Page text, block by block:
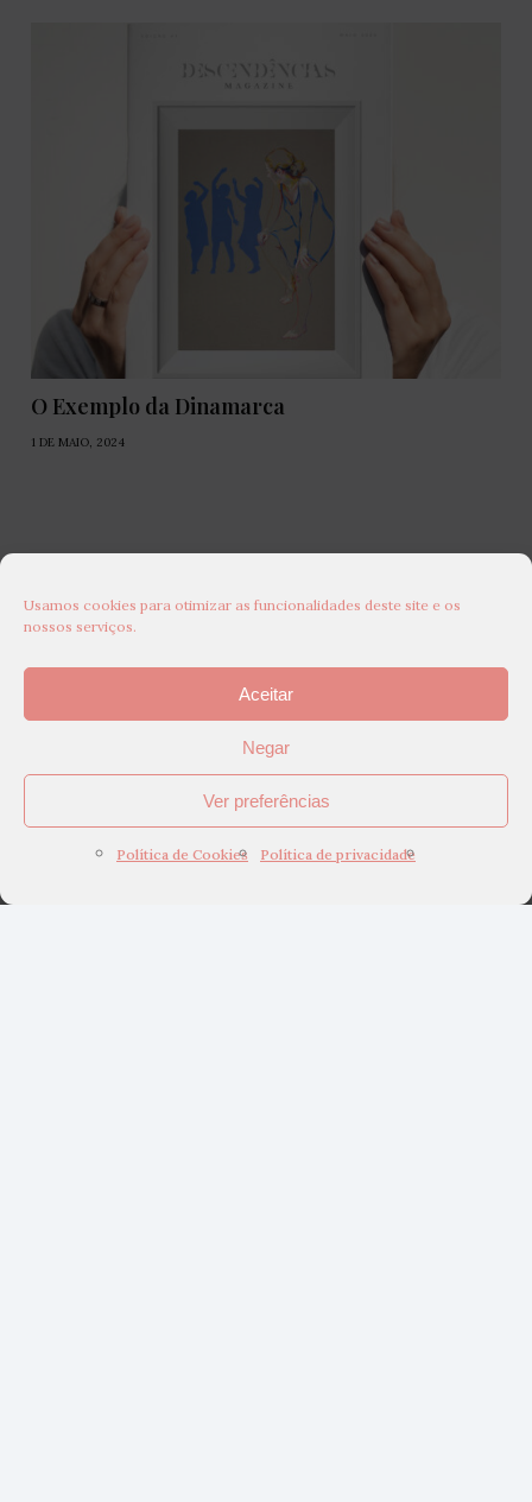
Usamos cookies para otimizar as funcionalidades deste site e os
nossos serviços.
Aceitar
Negar
Ver preferências
Política de Cookies Política de privacidade
O Exemplo da Dinamarca
1 DE MAIO, 2024